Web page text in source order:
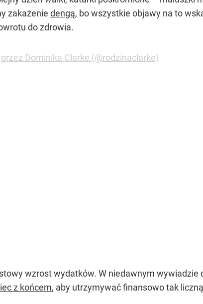
zakażenie dengą, bo wszystkie objawy na to
do zdrowia.
Dominika Clarke (@rodzinaclarke)
wzrost wydatków. W niedawnym wywiadzie
z końcem, aby utrzymywać finansowo tak